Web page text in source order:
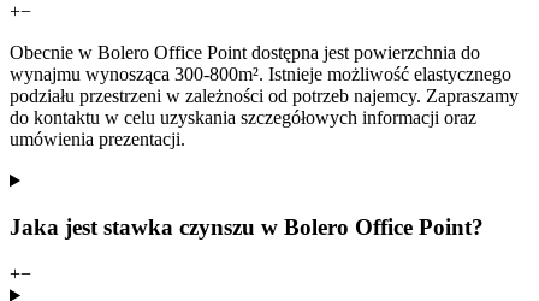
+−
Obecnie w Bolero Office Point dostępna jest powierzchnia do
wynajmu wynosząca 300-800m². Istnieje możliwość elastycznego
podziału przestrzeni w zależności od potrzeb najemcy. Zapraszamy
do kontaktu w celu uzyskania szczegółowych informacji oraz
umówienia prezentacji.
Jaka jest stawka czynszu w Bolero Office Point?
+−